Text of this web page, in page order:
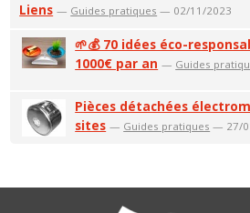
Liens — Guides pratiques — 02/11/2023
🌱💰 70 idées éco-
1000€ par an — Guides
Pièces détachées
sites — Guides pratiques — 27/